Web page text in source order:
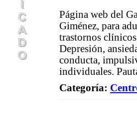
Página web del
Giménez, para
trastornos
Depresión,
conducta,
individuales.
Categoría: